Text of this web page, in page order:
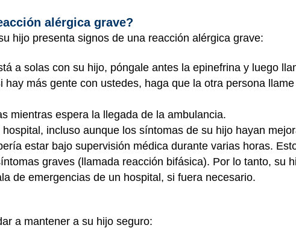
alérgica grave?
hijo presenta signos de una reacción alérgica grave:
a solas con su hijo, póngale antes la epinefrina y luego
más gente con ustedes, haga que la otra persona llame
mientras espera la llegada de la ambulancia.
hospital, incluso aunque los síntomas de su hijo hayan
estar bajo supervisión médica durante varias horas.
graves (llamada reacción bifásica). Por lo tanto, su
de emergencias de un hospital, si fuera necesario.
a mantener a su hijo seguro: